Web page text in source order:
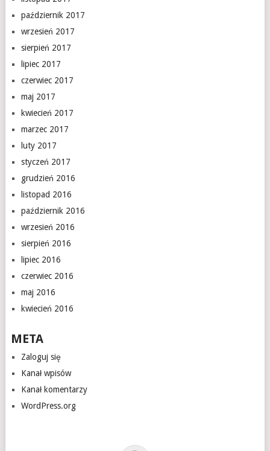
październik 2017
wrzesień 2017
sierpień 2017
lipiec 2017
czerwiec 2017
maj 2017
kwiecień 2017
marzec 2017
luty 2017
styczeń 2017
grudzień 2016
listopad 2016
październik 2016
wrzesień 2016
sierpień 2016
lipiec 2016
czerwiec 2016
maj 2016
kwiecień 2016
META
Zaloguj się
Kanał wpisów
Kanał komentarzy
WordPress.org